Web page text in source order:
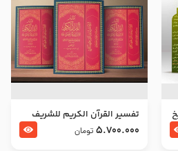
تفسير القرآن الكريم للشريف
المرتضي قدس سرّه
5.700.000 تومان